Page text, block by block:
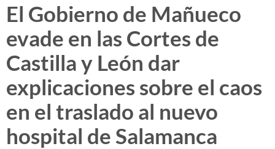
El Gobierno de Mañueco
evade en las Cortes de
Castilla y León dar
explicaciones sobre el caos
en el traslado al nuevo
hospital de Salamanca